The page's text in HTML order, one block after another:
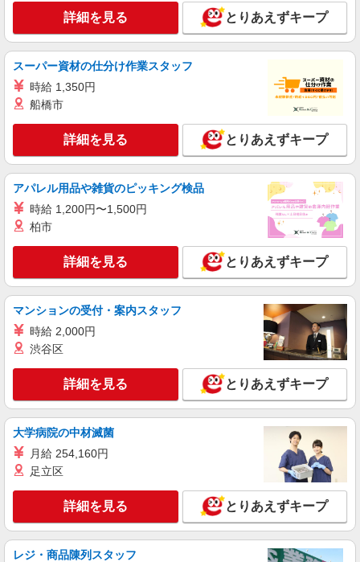
詳細を見る とりあえずキープ
スーパー資材の仕分け作業スタッフ
時給 1,350円
船橋市
詳細を見る とりあえずキープ
アパレル用品や雑貨のピッキング検品
時給 1,200円〜1,500円
柏市
詳細を見る とりあえずキープ
マンションの受付・案内スタッフ
時給 2,000円
渋谷区
詳細を見る とりあえずキープ
大学病院の中材滅菌
月給 254,160円
足立区
詳細を見る とりあえずキープ
レジ・商品陳列スタッフ